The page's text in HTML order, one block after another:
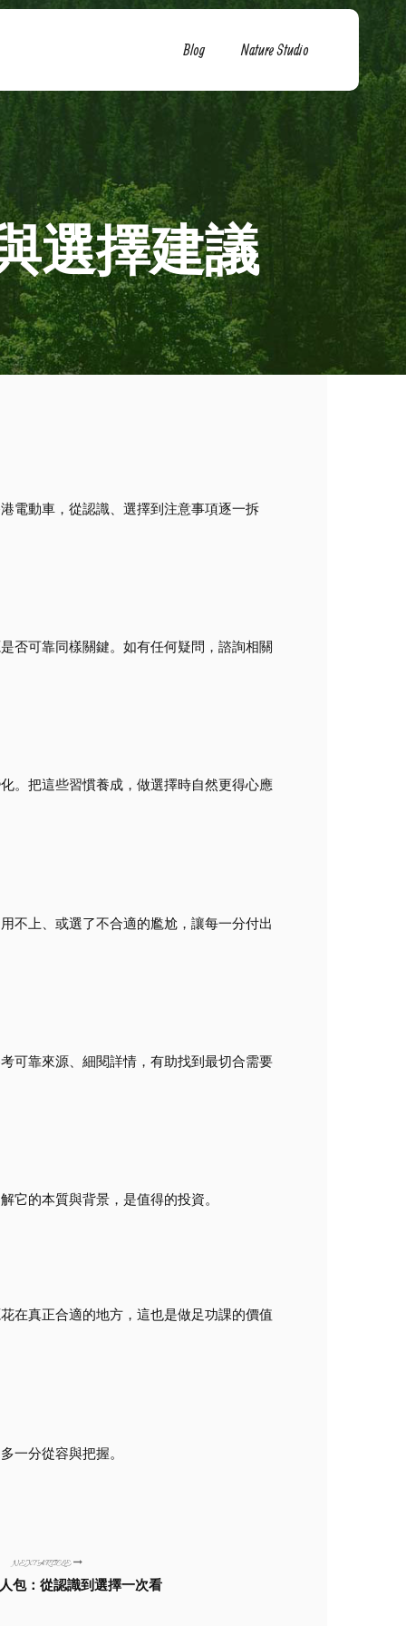
Blog Nature Studio
選擇建議
電動車，從認識、選擇到注意事項逐一拆
否可靠同樣關鍵。如有任何疑問，諮詢相關
。把這些習慣養成，做選擇時自然更得心應
不上、或選了不合適的尷尬，讓每一分付出
可靠來源、細閱詳情，有助找到最切合需要
它的本質與背景，是值得的投資。
在真正合適的地方，這也是做足功課的價值
一分從容與把握。
NEXT ARTICLE
包：從認識到選擇一次看